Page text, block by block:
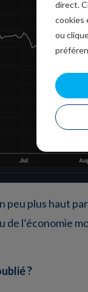
peu plus haut
l’économie
?
direct.
cookies
ou